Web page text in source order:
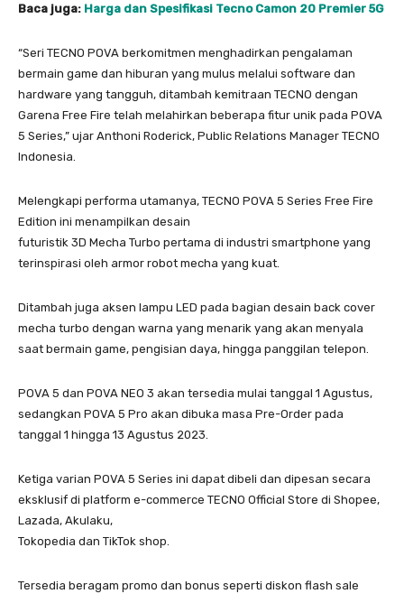
Baca juga: Harga dan Spesifikasi Tecno Camon 20 Premier 5G
“Seri TECNO POVA berkomitmen menghadirkan pengalaman
bermain game dan hiburan yang mulus melalui software dan
hardware yang tangguh, ditambah kemitraan TECNO dengan
Garena Free Fire telah melahirkan beberapa fitur unik pada POVA
5 Series,” ujar Anthoni Roderick, Public Relations Manager TECNO
Indonesia.
Melengkapi performa utamanya, TECNO POVA 5 Series Free Fire
Edition ini menampilkan desain
futuristik 3D Mecha Turbo pertama di industri smartphone yang
terinspirasi oleh armor robot mecha yang kuat.
Ditambah juga aksen lampu LED pada bagian desain back cover
mecha turbo dengan warna yang menarik yang akan menyala
saat bermain game, pengisian daya, hingga panggilan telepon.
POVA 5 dan POVA NEO 3 akan tersedia mulai tanggal 1 Agustus,
sedangkan POVA 5 Pro akan dibuka masa Pre-Order pada
tanggal 1 hingga 13 Agustus 2023.
Ketiga varian POVA 5 Series ini dapat dibeli dan dipesan secara
eksklusif di platform e-commerce TECNO Official Store di Shopee,
Lazada, Akulaku,
Tokopedia dan TikTok shop.
Tersedia beragam promo dan bonus seperti diskon flash sale